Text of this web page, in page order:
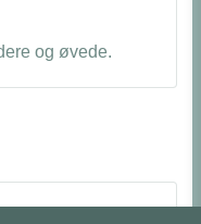
og øvede.